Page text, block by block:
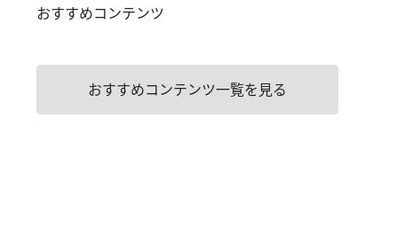
おすすめコンテンツ
おすすめコンテンツ一覧を見る